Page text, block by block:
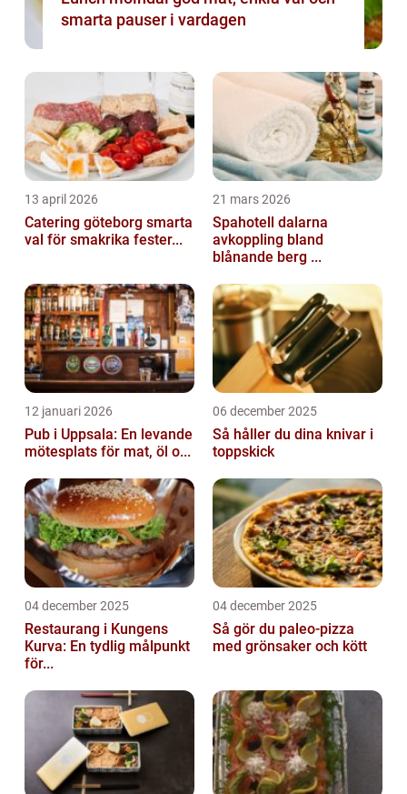
smarta pauser i vardagen
13 april 2026
Catering göteborg smarta
val för smakrika fester...
21 mars 2026
Spahotell dalarna
avkoppling bland
blånande berg ...
12 januari 2026
Pub i Uppsala: En levande
mötesplats för mat, öl o...
06 december 2025
Så håller du dina knivar i
toppskick
04 december 2025
Restaurang i Kungens
Kurva: En tydlig målpunkt
för...
04 december 2025
Så gör du paleo-pizza
med grönsaker och kött